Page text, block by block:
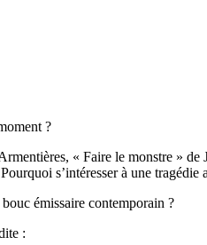
?
« Faire le monstre »
s’intéresser à une tragédie
émissaire contemporain ?
: